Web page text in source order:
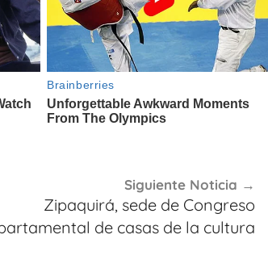
Siguiente Noticia
Zipaquirá, sede de Congreso
de casas de la cultura